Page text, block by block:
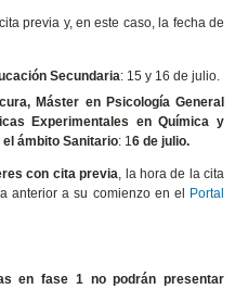
previa y, en este caso, la fecha de
Secundaria: 15 y 16 de julio.
Máster en Psicología General
Experimentales en Química y
el ámbito Sanitario: 16 de julio.
con cita previa, la hora de la cita
anterior a su comienzo en el
Portal
en fase 1 no podrán presentar